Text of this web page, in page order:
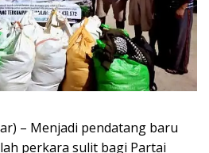
– Menjadi pendatang baru
perkara sulit bagi Partai